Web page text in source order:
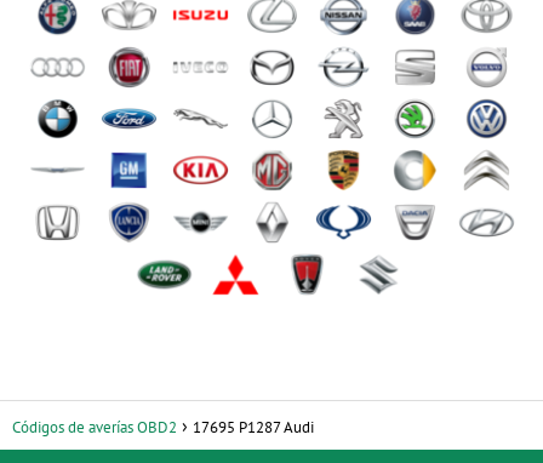
Códigos de averías OBD2 17695 P1287 Audi